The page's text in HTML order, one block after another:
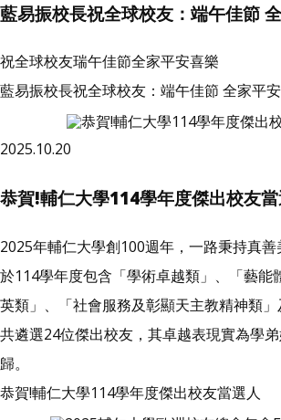
藍易振校長祝全球校友：端午佳節
祝全球校友瑞午佳節全家平安喜樂
藍易振校長祝全球校友：端午佳節 全家平
2025.10.20
恭賀!輔仁大學114學年度傑出校友
2025年輔仁大學創100週年，一路秉持真
於114學年度包含「學術卓越類」、「藝能
英類」、「社會服務及彰顯天主教精神類」
共遴選24位傑出校友，其卓越表現實為學
歸。
恭賀!輔仁大學114學年度傑出校友當選人